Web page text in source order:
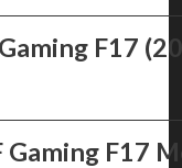
F17
Gaming F17